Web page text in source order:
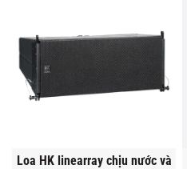
Loa HK linearray chịu nước và